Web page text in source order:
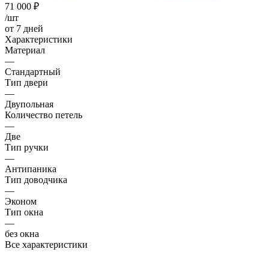
71 000 ₽
/шт
от 7 дней
Характеристики
Материал
—
Стандартный
Тип двери
—
Двупольная
Количество петель
—
Две
Тип ручки
—
Антипаника
Тип доводчика
—
Эконом
Тип окна
—
без окна
Все характеристики